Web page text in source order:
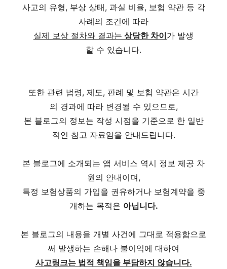
사고의 유형, 부상 상태, 과실 비율, 보험 약관 등 각
사례의 조건에 따라
실제 보상 절차와 결과는 상당한 차이가 발생
할 수 있습니다.
또한 관련 법령, 제도, 판례 및 보험 약관은 시간
의 경과에 따라 변경될 수 있으므로,
본 블로그의 정보는 작성 시점을 기준으로 한 일반
적인 참고 자료임을 안내드립니다.
본 블로그에 소개되는 앱 서비스 역시 정보 제공 차
원의 안내이며,
특정 보험상품의 가입을 권유하거나 보험계약을 중
개하는 목적은 아닙니다.
본 블로그의 내용을 개별 사건에 그대로 적용함으로
써 발생하는 손해나 불이익에 대하여
사고링크는 법적 책임을 부담하지 않습니다.